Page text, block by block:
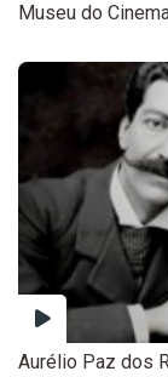
Museu do
Aurélio Paz dos